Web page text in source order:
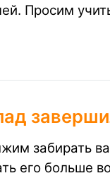
Просим
забирать
его больше